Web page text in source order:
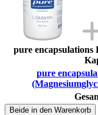
pure encapsulations
pure
Beide in den Warenkorb